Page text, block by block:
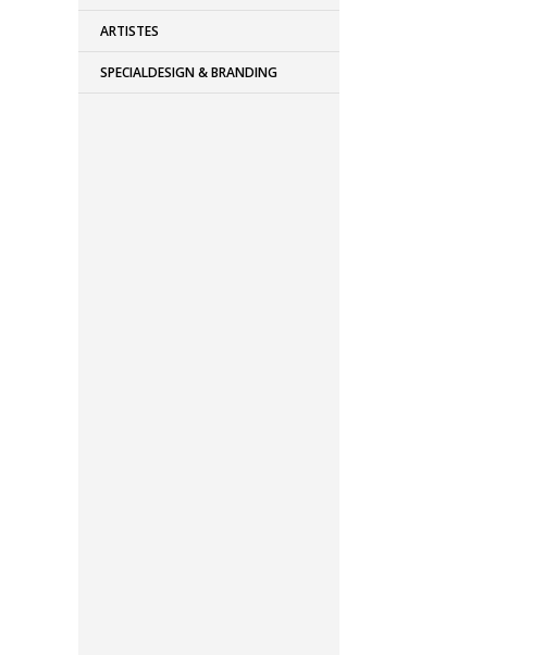
ARTISTES
SPECIALDESIGN & BRANDING